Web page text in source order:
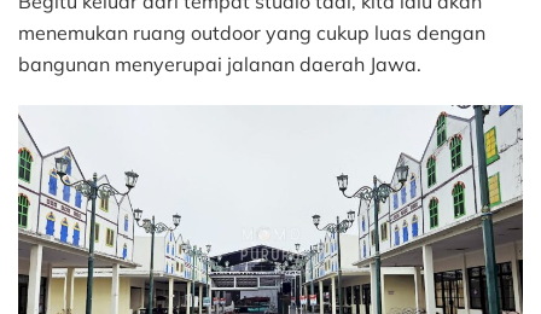
menemukan ruang outdoor yang cukup luas dengan
bangunan menyerupai jalanan daerah Jawa.